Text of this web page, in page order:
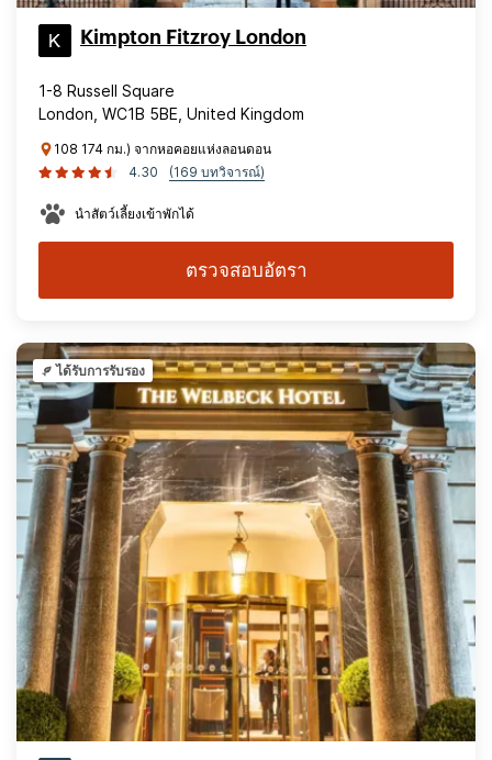
Kimpton Fitzroy London
1-8 Russell Square
London, WC1B 5BE, United Kingdom
108 174 กม.) จากหอคอยแห่งลอนดอน
4.30
(169 บทวิจารณ์)
นำสัตว์เลี้ยงเข้าพักได้
ตรวจสอบอัตรา
ได้รับการรับรอง